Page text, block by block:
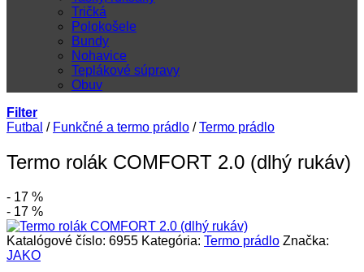
Tričká
Polokošele
Bundy
Nohavice
Teplákové súpravy
Obuv
Filter
Futbal / Funkčné a termo prádlo / Termo prádlo
Termo rolák COMFORT 2.0 (dlhý rukáv)
- 17 %
- 17 %
Katalógové číslo: 6955 Kategória: Termo prádlo Značka:
JAKO